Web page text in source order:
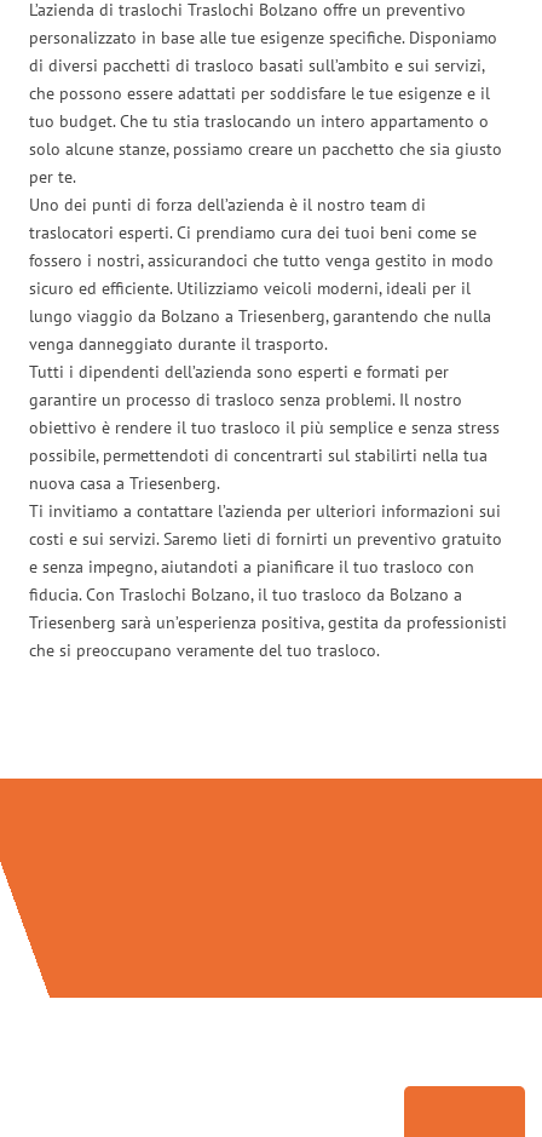
L’azienda di traslochi Traslochi Bolzano offre un preventivo
personalizzato in base alle tue esigenze specifiche. Disponiamo
di diversi pacchetti di trasloco basati sull’ambito e sui servizi,
che possono essere adattati per soddisfare le tue esigenze e il
tuo budget. Che tu stia traslocando un intero appartamento o
solo alcune stanze, possiamo creare un pacchetto che sia giusto
per te.
Uno dei punti di forza dell’azienda è il nostro team di
traslocatori esperti. Ci prendiamo cura dei tuoi beni come se
fossero i nostri, assicurandoci che tutto venga gestito in modo
sicuro ed efficiente. Utilizziamo veicoli moderni, ideali per il
lungo viaggio da Bolzano a Triesenberg, garantendo che nulla
venga danneggiato durante il trasporto.
Tutti i dipendenti dell’azienda sono esperti e formati per
garantire un processo di trasloco senza problemi. Il nostro
obiettivo è rendere il tuo trasloco il più semplice e senza stress
possibile, permettendoti di concentrarti sul stabilirti nella tua
nuova casa a Triesenberg.
Ti invitiamo a contattare l’azienda per ulteriori informazioni sui
costi e sui servizi. Saremo lieti di fornirti un preventivo gratuito
e senza impegno, aiutandoti a pianificare il tuo trasloco con
fiducia. Con Traslochi Bolzano, il tuo trasloco da Bolzano a
Triesenberg sarà un’esperienza positiva, gestita da professionisti
che si preoccupano veramente del tuo trasloco.